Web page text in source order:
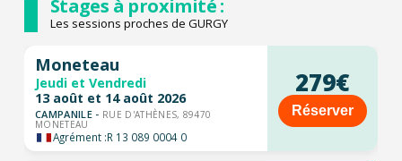
Stages à proximité :
Les sessions proches de GURGY
Moneteau
Jeudi et Vendredi
13 août et 14 août 2026
CAMPANILE - RUE D'ATHÈNES, 89470
MONETEAU
Agrément :R 13 089 0004 0
279€
Réserver